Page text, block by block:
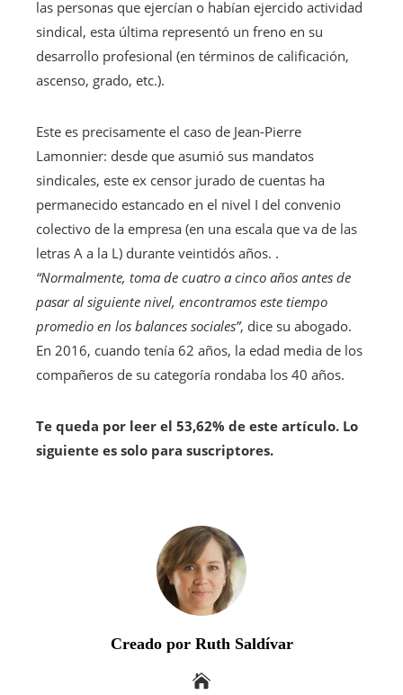
las personas que ejercían o habían ejercido actividad
sindical, esta última representó un freno en su
desarrollo profesional (en términos de calificación,
ascenso, grado, etc.).
Este es precisamente el caso de Jean-Pierre
Lamonnier: desde que asumió sus mandatos
sindicales, este ex censor jurado de cuentas ha
permanecido estancado en el nivel I del convenio
colectivo de la empresa (en una escala que va de las
letras A a la L) durante veintidós años. .
“Normalmente, toma de cuatro a cinco años antes de
pasar al siguiente nivel, encontramos este tiempo
promedio en los balances sociales”, dice su abogado.
En 2016, cuando tenía 62 años, la edad media de los
compañeros de su categoría rondaba los 40 años.
Te queda por leer el 53,62% de este artículo. Lo
siguiente es solo para suscriptores.
Creado por Ruth Saldívar